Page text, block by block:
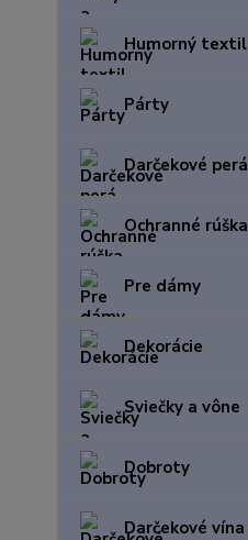
Humorný textil
Párty
Darčekové perá
Ochranné rúška
Pre dámy
Dekorácie
Sviečky a vône
Dobroty
Darčekové vína